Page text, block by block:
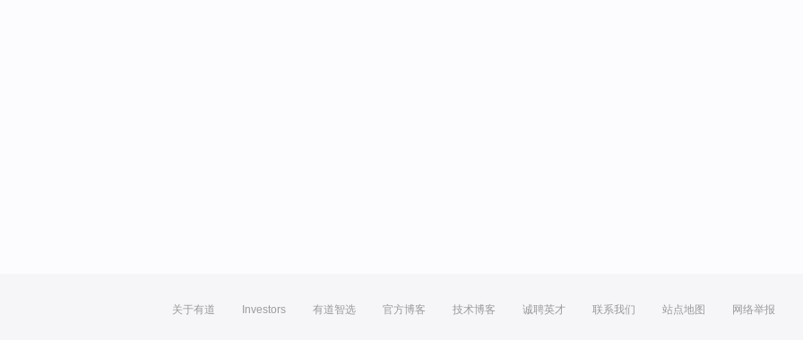
关于有道 Investors 有道智选 官方博客 技术博客 诚聘英才 联系我们 站点地图 网络举报